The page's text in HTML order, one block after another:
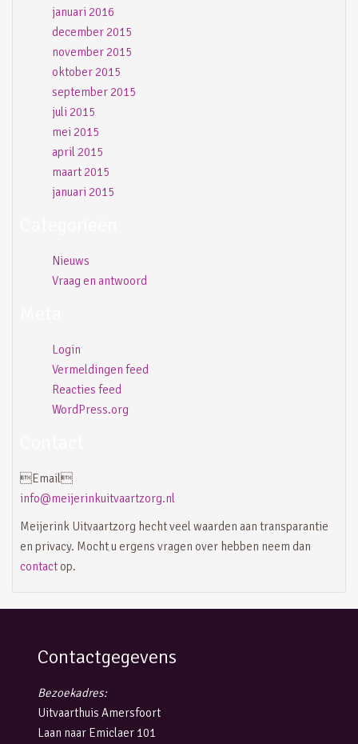
januari 2016
december 2015
november 2015
oktober 2015
september 2015
juli 2015
mei 2015
april 2015
maart 2015
januari 2015
Nieuws
Vraag en antwoord
Login
Vermeldingen feed
Reacties feed
WordPress.org
Email
info@meijerinkuitvaartzorg.nl
Meijerink Uitvaartzorg hecht veel waarden aan transparantie
en privacy. Mocht u ergens vragen over hebben neem dan
contact op.
Contactgegevens
Bezoekadres:
Uitvaarthuis Amersfoort
Laan naar Emiclaer 101